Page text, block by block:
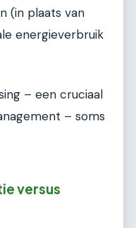
(in plaats van
energieverbruik
– een cruciaal
– soms
versus